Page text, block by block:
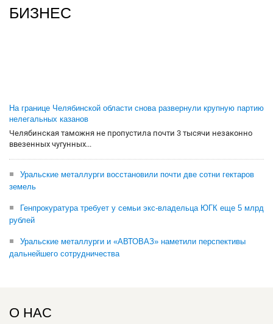
БИЗНЕС
На границе Челябинской области снова развернули крупную партию
нелегальных казанов
Челябинская таможня не пропустила почти 3 тысячи незаконно
ввезенных чугунных...
Уральские металлурги восстановили почти две сотни гектаров
земель
Генпрокуратура требует у семьи экс-владельца ЮГК еще 5 млрд
рублей
Уральские металлурги и «АВТОВАЗ» наметили перспективы
дальнейшего сотрудничества
О НАС